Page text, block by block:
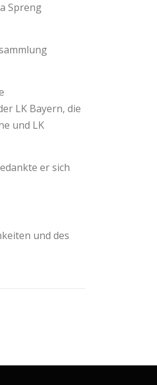
Spreng
LK Bayern, die
und LK
er sich
und des